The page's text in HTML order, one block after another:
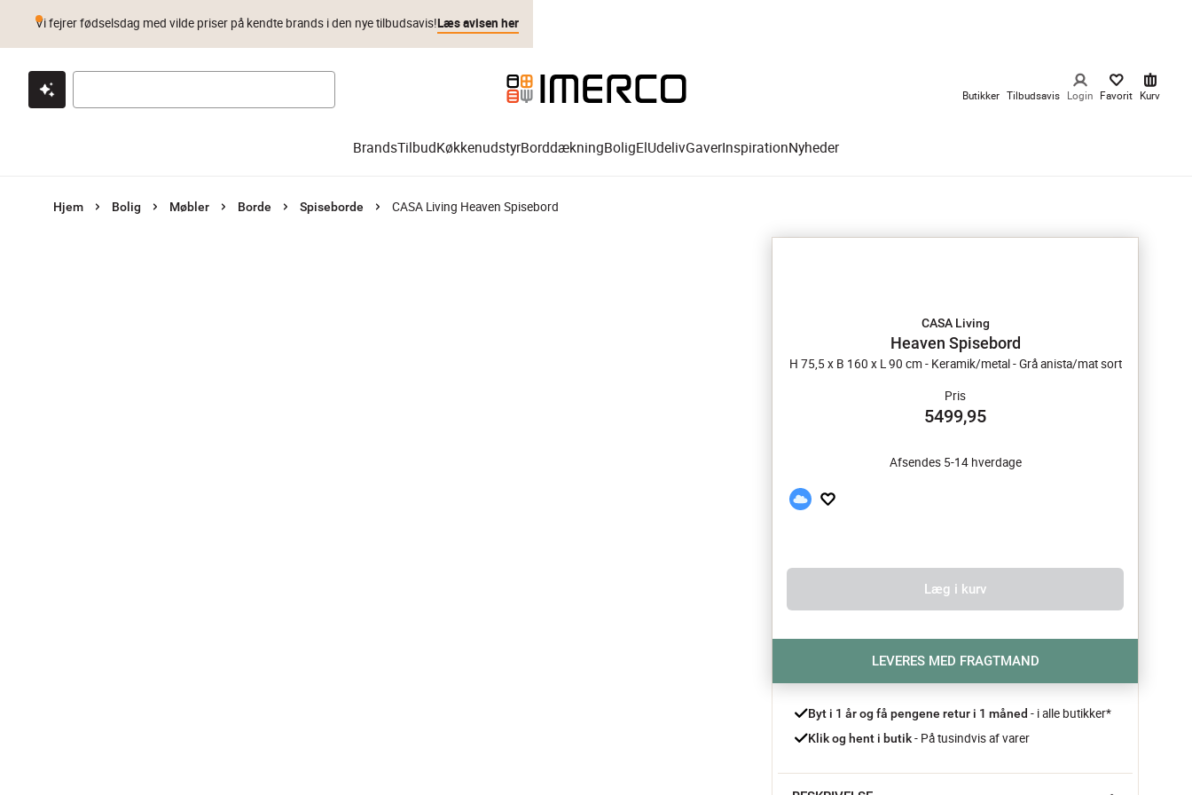
Klik & hent Byt i 1 år Prismatch
Vi fejrer fødselsdag med vilde priser på kendte brands i den nye tilbudsavis!Læs avisen her
Butikker Tilbudsavis Login Favorit Kurv
BrandsTilbudKøkkenudstyrBorddækningBoligElUdelivGaverInspirationNyheder
Hjem Bolig Møbler Borde Spiseborde CASA Living Heaven Spisebord
CASA Living
Heaven Spisebord
H 75,5 x B 160 x L 90 cm - Keramik/metal - Grå anista/mat sort
Pris
5499,95
Afsendes 5-14 hverdage
Læg i kurv
LEVERES MED FRAGTMAND
Byt i 1 år og få pengene retur i 1 måned - i alle butikker*
Klik og hent i butik - På tusindvis af varer